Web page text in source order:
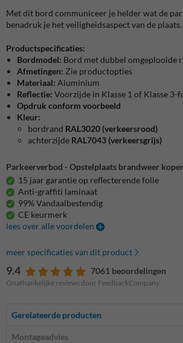
Met dit bord communiceer je helder wat de
benadruk je het veiligheidsaspect van de plaats.
Productspecificaties:
Bordmodel: Bord met dubbel omgeplooide
Afmetingen: Zie productopties
Materiaal: Aluminium
Reflectie: Voorzijde in Klasse 1 of Klasse 3-
Opdruk conform voorbeeld
Kleur:
bordrand RAL3020 (verkeersrood)
achterzijde RAL7043 (verkeersgrijs)
Parkeerverbod - Opstelplaats brandweer
15 jaar garantie op reflecterende folie
Anti-graffiti laminaat
99% Vandaalbestendig
CE keurmerk
lees over alle voordelen
meer specificaties van dit product
9.4 7061 beoordelingen
Onafhankelijke reviews door FeedbackCompany
Gerelateerde producten
Montageadvies